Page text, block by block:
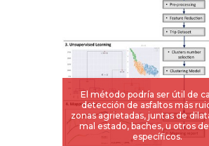
El método podría ser útil de
detección de asfaltos más
zonas agrietadas, juntas de
mal estado, baches, u otros
específicos.